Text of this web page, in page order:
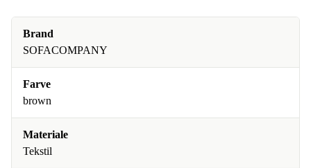
Brand
SOFACOMPANY
Farve
brown
Materiale
Tekstil